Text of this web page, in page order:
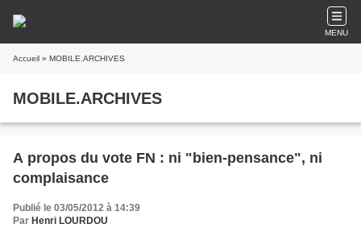
MENU
Accueil » MOBILE.ARCHIVES
MOBILE.ARCHIVES
A propos du vote FN : ni "bien-pensance", ni
complaisance
Publié le 03/05/2012 à 14:39
Par Henri LOURDOU